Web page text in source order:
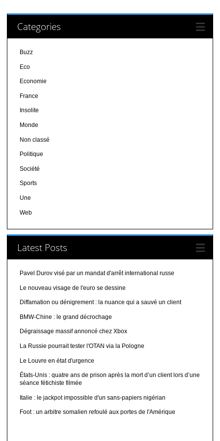
Categories
Buzz
Eco
Economie
France
Insolite
Monde
Non classé
Politique
Société
Sports
Une
Web
Latest Posts
Pavel Durov visé par un mandat d'arrêt international russe
Le nouveau visage de l'euro se dessine
Diffamation ou dénigrement : la nuance qui a sauvé un client
BMW-Chine : le grand décrochage
Dégraissage massif annoncé chez Xbox
La Russie pourrait tester l'OTAN via la Pologne
Le Louvre en état d'urgence
États-Unis : quatre ans de prison après la mort d’un client lors d’une
séance fétichiste filmée
Italie : le jackpot impossible d'un sans-papiers nigérian
Foot : un arbitre somalien refoulé aux portes de l'Amérique